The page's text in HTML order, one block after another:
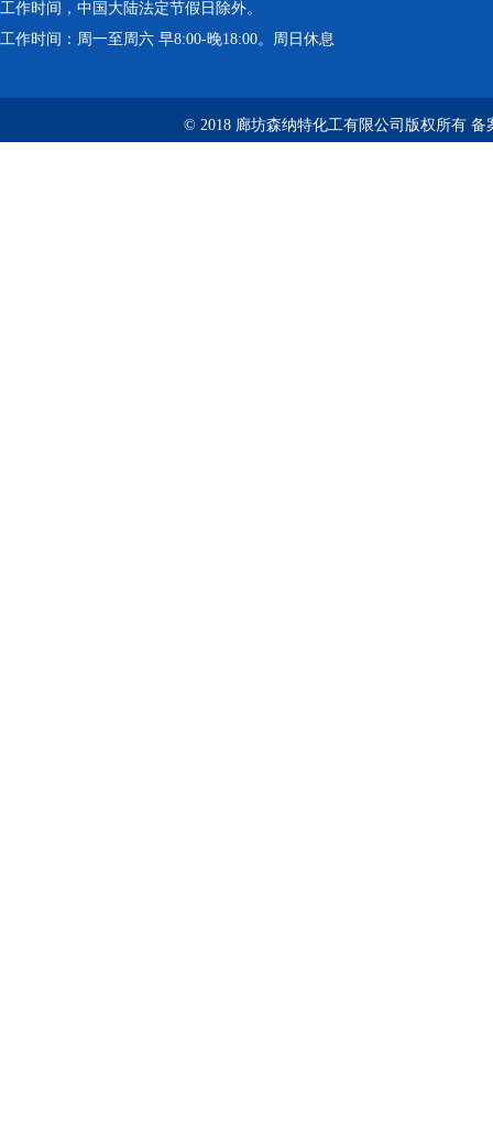
工作时间，中国大陆法定节假日除外。
工作时间：周一至周六 早8:00-晚18:00。周日休息
© 2018 廊坊森纳特化工有限公司版权所有 备